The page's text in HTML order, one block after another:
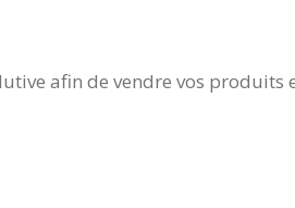
afin de vendre vos produits